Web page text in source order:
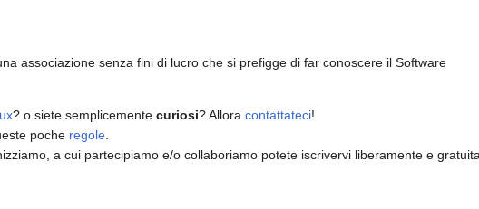
associazione senza fini di lucro che si prefigge di far conoscere il Software
? o siete semplicemente curiosi? Allora contattateci!
poche regole
a cui partecipiamo e/o collaboriamo potete iscrivervi liberamente e